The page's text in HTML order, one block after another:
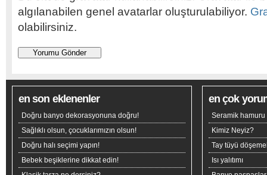
algılanabilen genel avatarlar oluşturulabiliyor.
olabilirsiniz.
en son eklenenler
Doğru banyo dekorasyonuna doğru!
Sağlıklı olsun, çocuklarımızın olsun!
Doğru halı seçimi yapın!
Bebek beşiklerine dikkat edin!
en çok
Seramik hamuru
Kimiz Neyiz?
Tay tüyü
Isı yalıtımı